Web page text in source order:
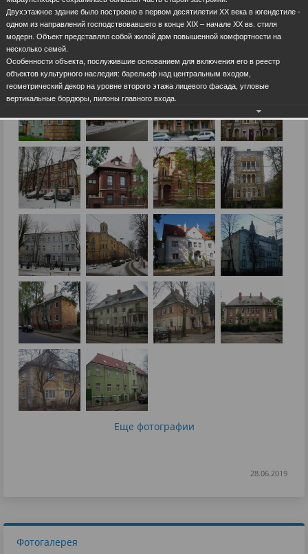
Еще фотографии
28.06.2019
Фотогалерея
Двухэтажное здание было построено в первом десятилетии ХХ века в югендстиле -
одном из направлений господствовавшего в конце ХIХ – начале ХХ вв. стиля
модерн. Объект представлял собой жилой дом повышенной комфортности на
несколько семей.
Особенности объекта, послужившие основанием для включения его в реестр
объектов культурного наследия: барельеф над центральным входом,
геометрический декор на уровне второго этажа лицевого фасада, угловые
вертикальные бордюры, пилоны главного входа.